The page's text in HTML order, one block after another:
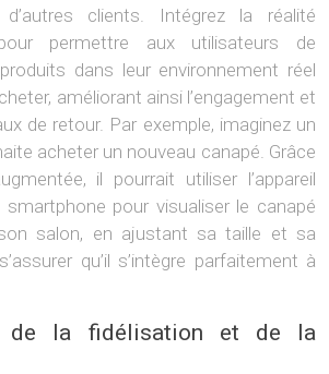
clients. Intégrez la réalité
permettre aux utilisateurs de
dans leur environnement réel
améliorant ainsi l’engagement et
de retour. Par exemple, imaginez un
acheter un nouveau canapé. Grâce
il pourrait utiliser l’appareil
pour visualiser le canapé
salon, en ajustant sa taille et sa
qu’il s’intègre parfaitement à
de la fidélisation et de la